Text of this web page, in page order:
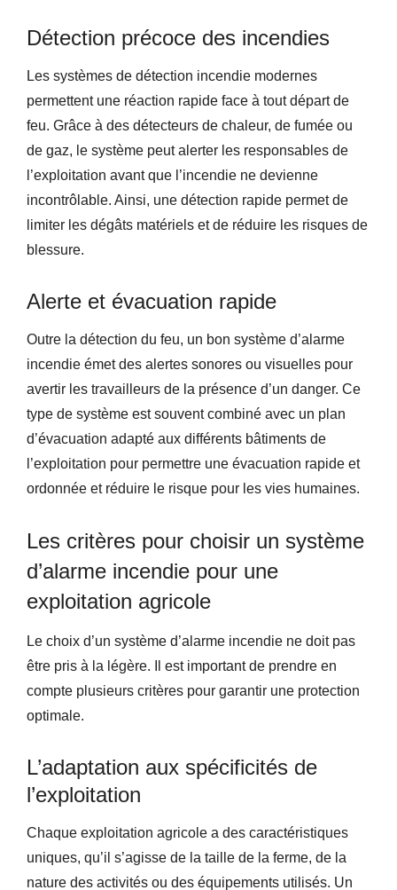
Détection précoce des incendies
Les systèmes de détection incendie modernes
permettent une réaction rapide face à tout départ de
feu. Grâce à des détecteurs de chaleur, de fumée ou
de gaz, le système peut alerter les responsables de
l’exploitation avant que l’incendie ne devienne
incontrôlable. Ainsi, une détection rapide permet de
limiter les dégâts matériels et de réduire les risques de
blessure.
Alerte et évacuation rapide
Outre la détection du feu, un bon système d’alarme
incendie émet des alertes sonores ou visuelles pour
avertir les travailleurs de la présence d’un danger. Ce
type de système est souvent combiné avec un plan
d’évacuation adapté aux différents bâtiments de
l’exploitation pour permettre une évacuation rapide et
ordonnée et réduire le risque pour les vies humaines.
Les critères pour choisir un système
d’alarme incendie pour une
exploitation agricole
Le choix d’un système d’alarme incendie ne doit pas
être pris à la légère. Il est important de prendre en
compte plusieurs critères pour garantir une protection
optimale.
L’adaptation aux spécificités de
l’exploitation
Chaque exploitation agricole a des caractéristiques
uniques, qu’il s’agisse de la taille de la ferme, de la
nature des activités ou des équipements utilisés. Un